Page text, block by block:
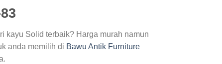
kayu Solid terbaik? Harga murah namun
anda memilih di Bawu Antik Furniture